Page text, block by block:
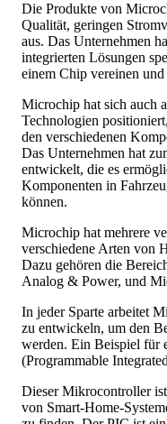
Die Produkte von
Qualität, geringen
aus. Das Unternehmen
integrierten Lösungen
einem Chip vereinen
Microchip hat sich auch
Technologien
den verschiedenen
Das Unternehmen hat
entwickelt, die es
Komponenten in
können.
Microchip hat mehrere
verschiedene Arten von
Dazu gehören die
Analog & Power, und
In jeder Sparte arbeitet
zu entwickeln, um den
werden. Ein Beispiel für
(Programmable
Dieser Mikrocontroller
von Smart-Home-